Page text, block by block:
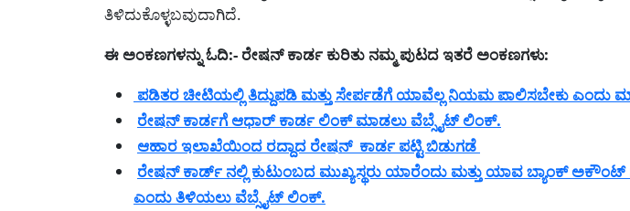
ತಿಳಿದುಕೊಳ್ಳಬವುದಾಗಿದೆ.
ಈ ಅಂಕಣಗಳನ್ನು ಓದಿ:- ರೇಷನ್ ಕಾರ್ಡ ಕುರಿತು ನಮ್ಮ ಪುಟದ ಇತರೆ ಅಂಕಣಗಳು:
ಪಡಿತರ ಚೀಟಿಯಲ್ಲಿ ತಿದ್ದುಪಡಿ ಮತ್ತು ಸೇರ್ಪಡೆಗೆ ಯಾವೆಲ್ಲ ನಿಯಮ ಪಾಲಿಸಬೇಕು ಎಂದು
ರೇಷನ್ ಕಾರ್ಡಗೆ ಆಧಾರ್ ಕಾರ್ಡ ಲಿಂಕ್ ಮಾಡಲು ವೆಬ್ಸೈಟ್ ಲಿಂಕ್.
ಆಹಾರ ಇಲಾಖೆಯಿಂದ ರದ್ದಾದ ರೇಷನ್ ಕಾರ್ಡ ಪಟ್ಟಿ ಬಿಡುಗಡೆ
ರೇಷನ್ ಕಾರ್ಡ್ ನಲ್ಲಿ ಕುಟುಂಬದ ಮುಖ್ಯಸ್ಥರು ಯಾರೆಂದು ಮತ್ತು ಯಾವ ಬ್ಯಾಂಕ್
ಎಂದು ತಿಳಿಯಲು ವೆಬ್ಸೈಟ್ ಲಿಂಕ್.